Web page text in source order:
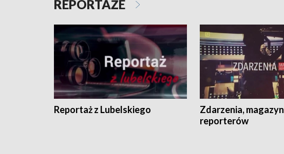
REPORTAŻE
Reportaż z Lubelskiego
Zdarzenia, magazyn
reporterów